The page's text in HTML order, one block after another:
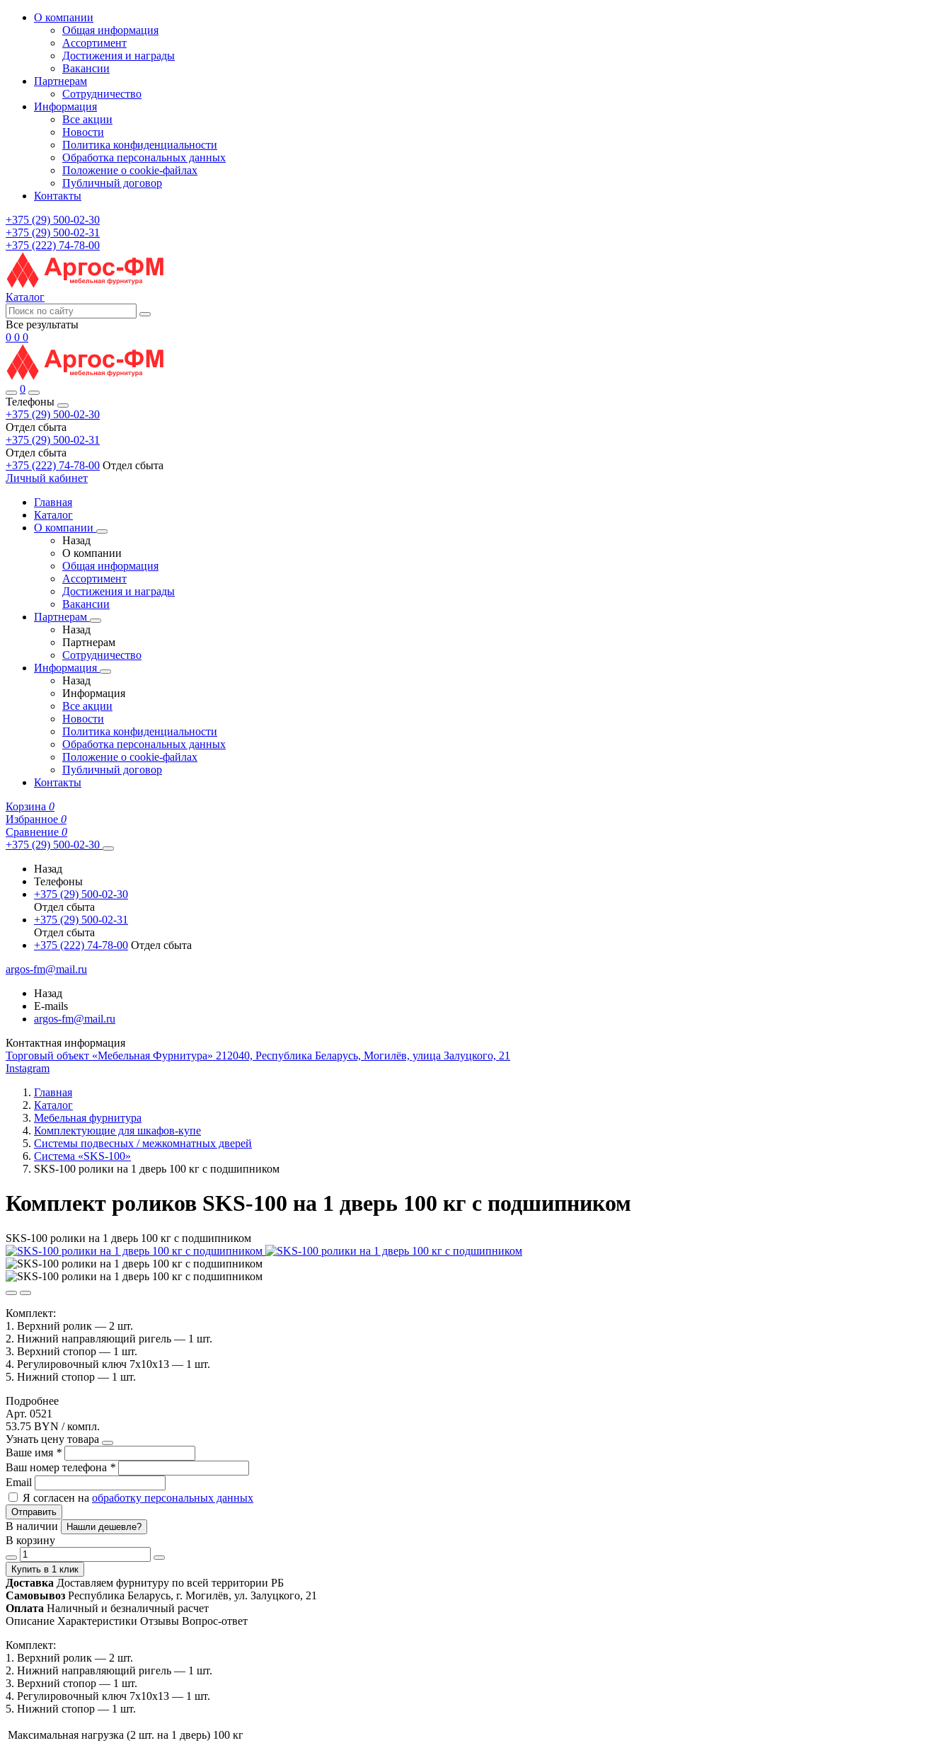
О компании
Общая информация
Ассортимент
Достижения и награды
Вакансии
Партнерам
Сотрудничество
Информация
Все акции
Новости
Политика конфиденциальности
Обработка персональных данных
Положение о cookie-файлах
Публичный договор
Контакты
+375 (29) 500-02-30
+375 (29) 500-02-31
+375 (222) 74-78-00
Каталог
Все результаты
0 0 0
0
Телефоны
+375 (29) 500-02-30
Отдел сбыта
+375 (29) 500-02-31
Отдел сбыта
+375 (222) 74-78-00 Отдел сбыта
Личный кабинет
Главная
Каталог
О компании
Назад
О компании
Общая информация
Ассортимент
Достижения и награды
Вакансии
Партнерам
Назад
Партнерам
Сотрудничество
Информация
Назад
Информация
Все акции
Новости
Политика конфиденциальности
Обработка персональных данных
Положение о cookie-файлах
Публичный договор
Контакты
Корзина 0
Избранное 0
Сравнение 0
+375 (29) 500-02-30
Назад
Телефоны
+375 (29) 500-02-30
Отдел сбыта
+375 (29) 500-02-31
Отдел сбыта
+375 (222) 74-78-00 Отдел сбыта
argos-fm@mail.ru
Назад
E-mails
argos-fm@mail.ru
Контактная информация
Торговый объект «Мебельная Фурнитура» 212040, Республика Беларусь, Могилёв, улица Залуцкого, 21
Instagram
Главная
Каталог
Мебельная фурнитура
Комплектующие для шкафов-купе
Системы подвесных / межкомнатных дверей
Система «SKS-100»
SKS-100 ролики на 1 дверь 100 кг с подшипником
Комплект роликов SKS-100 на 1 дверь 100 кг с подшипником
SKS-100 ролики на 1 дверь 100 кг с подшипником
Комплект:
1. Верхний ролик — 2 шт.
2. Нижний направляющий ригель — 1 шт.
3. Верхний стопор — 1 шт.
4. Регулировочный ключ 7х10х13 — 1 шт.
5. Нижний стопор — 1 шт.
Подробнее
Арт. 0521
53.75 BYN / компл.
Узнать цену товара
Ваше имя *
Ваш номер телефона *
Email
Я согласен на обработку персональных данных
Отправить
В наличии Нашли дешевле?
В корзину
Купить в 1 клик
Доставка Доставляем фурнитуру по всей территории РБ
Самовывоз Республика Беларусь, г. Могилёв, ул. Залуцкого, 21
Оплата Наличный и безналичный расчет
Описание Характеристики Отзывы Вопрос-ответ
Комплект:
1. Верхний ролик — 2 шт.
2. Нижний направляющий ригель — 1 шт.
3. Верхний стопор — 1 шт.
4. Регулировочный ключ 7х10х13 — 1 шт.
5. Нижний стопор — 1 шт.
Максимальная нагрузка (2 шт. на 1 дверь) 100 кг